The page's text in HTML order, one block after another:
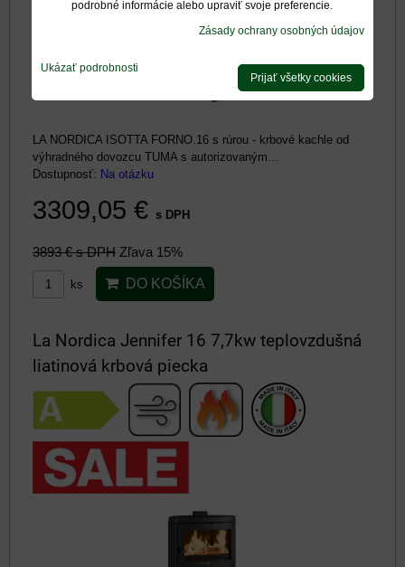
LA NORDICA ISOTTA FORNO.16 s rúrou - krbové kachle od
výhradného dovozcu TUMA s autorizovaným...
Dostupnosť: Na otázku
3309,05 € s DPH
3893 €s DPH Zľava 15%
ks DO KOŠÍKA
La Nordica Jennifer 16 7,7kw teplovzdušná
liatinová krbová piecka
podrobné informácie alebo upraviť svoje preferencie.
Zásady ochrany osobných údajov
Ukázať podrobnosti
Prijať všetky cookies